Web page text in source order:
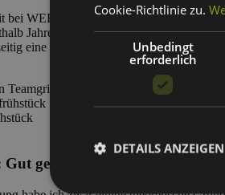
bei WEBneo. Ich verlasse die Agentur
Jahren nicht nur enorm viel
eine gute Zeit hat, ist bei WEBneo an
genutzt und wie im Flug
Cookie-Richtlinie zu.
Unbedingt
erforderlich
DETAILS ANZEIGEN